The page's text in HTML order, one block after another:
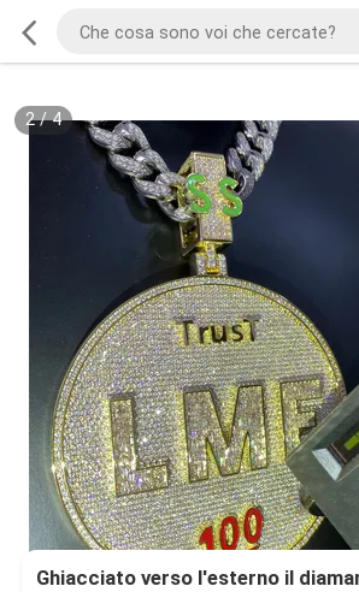
3/4
Ghiacciato verso l'esterno il